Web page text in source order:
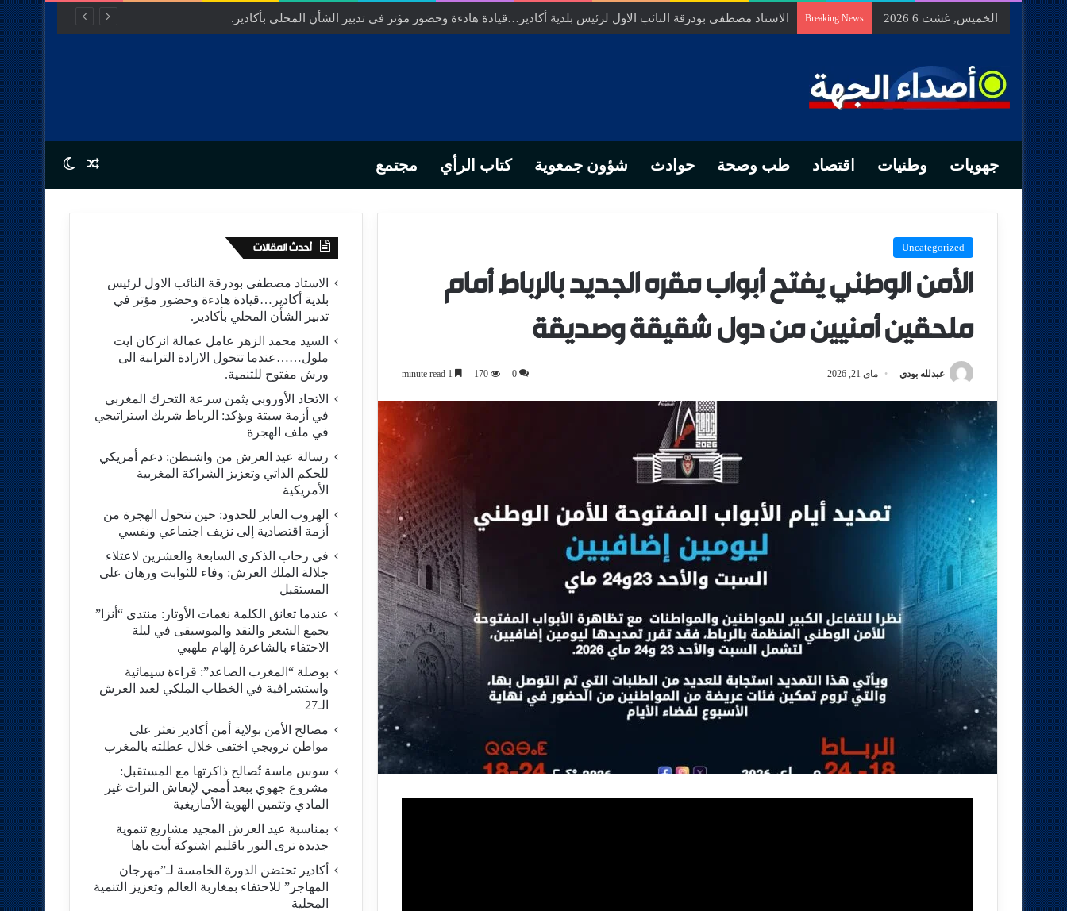
الخميس, غشت 6 2026 Breaking News السيد محمد الزهر عامل عمالة انزكان ايت ملول……عندما تتحول الارادة الترابية الى ورش مفتوح للتنمية.
جهويات وطنيات اقتصاد طب وصحة حوادث شؤون جمعوية كتاب الرأي مجتمع Random Article
Switch skin
Uncategorized
الأمن الوطني يفتح أبواب مقره الجديد بالرباط أمام
ملحقين أمنيين من دول شقيقة وصديقة
عبدلله بودي ماي 21, 2026 0
170
أحدث المقالات
الاستاد مصطفى بودرقة النائب الاول لرئيس
بلدية أكادير…قيادة هادءة وحضور مؤتر في
تدبير الشأن المحلي بأكادير.
السيد محمد الزهر عامل عمالة انزكان ايت
ملول……عندما تتحول الارادة الترابية الى
ورش مفتوح للتنمية.
الاتحاد الأوروبي يثمن سرعة التحرك المغربي
في أزمة سبتة ويؤكد: الرباط شريك استراتيجي
في ملف الهجرة
رسالة عيد العرش من واشنطن: دعم أمريكي
للحكم الذاتي وتعزيز الشراكة المغربية
الأمريكية
​الهروب العابر للحدود: حين تتحول الهجرة من
أزمة اقتصادية إلى نزيف اجتماعي ونفسي
في رحاب الذكرى السابعة والعشرين لاعتلاء
جلالة الملك العرش: وفاء للثوابت ورهان على
المستقبل
​عندما تعانق الكلمة نغمات الأوتار: منتدى “أنزا”
يجمع الشعر والنقد والموسيقى في ليلة
الاحتفاء بالشاعرة إلهام ملهبي
بوصلة “المغرب الصاعد”: قراءة سيمائية
واستشرافية في الخطاب الملكي لعيد العرش
الـ27
مصالح الأمن بولاية أمن أكادير تعثر على
مواطن نرويجي اختفى خلال عطلته بالمغرب
سوس ماسة تُصالح ذاكرتها مع المستقبل:
مشروع جهوي ببعد أممي لإنعاش التراث غير
المادي وتثمين الهوية الأمازيغية
بمناسبة عيد العرش المجيد مشاريع تنموية
جديدة ترى النور باقليم اشتوكة أيت باها
أكادير تحتضن الدورة الخامسة لـ”مهرجان
المهاجر” للاحتفاء بمغاربة العالم وتعزيز التنمية
المحلية